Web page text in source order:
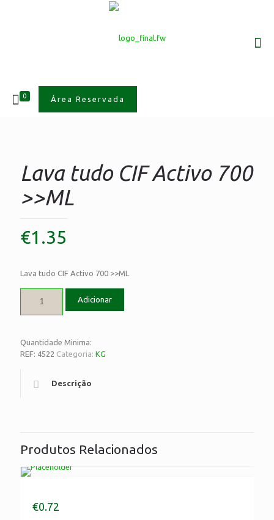
0 Área Reservada
Lava tudo CIF Activo 700
>>ML
€1.35
Lava tudo CIF Activo 700 >>ML
Adicionar
Quantidade Minima:
REF: 4522 Categoria: KG
Descrição
Produtos Relacionados
€0.72